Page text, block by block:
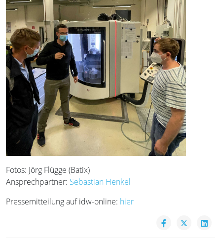
Fotos: Jörg Flügge (Batix)
Ansprechpartner: Sebastian Henkel
Pressemitteilung auf idw-online: hier